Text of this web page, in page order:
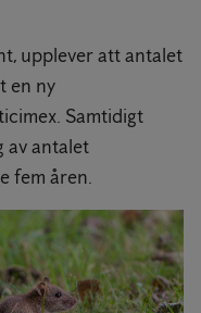
upplever att antalet
en ny
Samtidigt
av antalet
fem åren.